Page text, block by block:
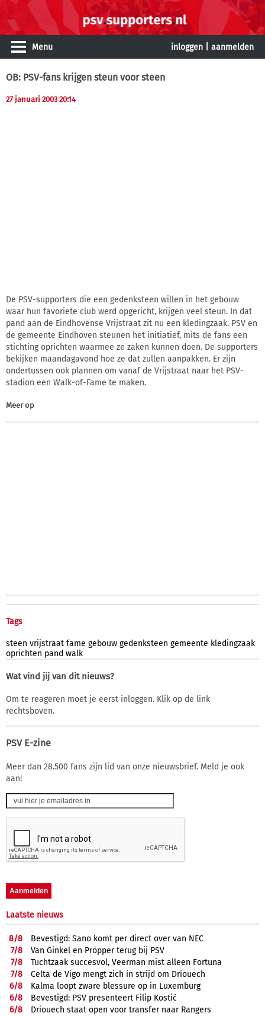
Menu inloggen aanmelden
OB: PSV-fans krijgen steun voor steen
27 januari 2003 20:14
De PSV-supporters die een gedenksteen willen in het gebouw
waar hun favoriete club werd opgericht, krijgen veel steun. In dat
pand aan de Eindhovense Vrijstraat zit nu een kledingzaak. PSV en
de gemeente Eindhoven steunen het initiatief, mits de fans een
stichting oprichten waarmee ze zaken kunnen doen. De supporters
bekijken maandagavond hoe ze dat zullen aanpakken. Er zijn
ondertussen ook plannen om vanaf de Vrijstraat naar het PSV-
stadion een Walk-of-Fame te maken.
Meer op
Tags
steen vrijstraat fame gebouw gedenksteen gemeente kledingzaak
oprichten pand walk
Wat vind jij van dit nieuws?
Om te reageren moet je eerst inloggen. Klik op de link
rechtsboven.
PSV E-zine
Meer dan 28.500 fans zijn lid van onze nieuwsbrief. Meld je ook
aan!
Laatste nieuws
8/8
Bevestigd: Sano komt per direct over van NEC
7/8
Van Ginkel en Pröpper terug bij PSV
7/8
Tuchtzaak succesvol, Veerman mist alleen Fortuna
7/8
Celta de Vigo mengt zich in strijd om Driouech
6/8
Kalma loopt zware blessure op in Luxemburg
6/8
Bevestigd: PSV presenteert Filip Kostić
6/8
Driouech staat open voor transfer naar Rangers